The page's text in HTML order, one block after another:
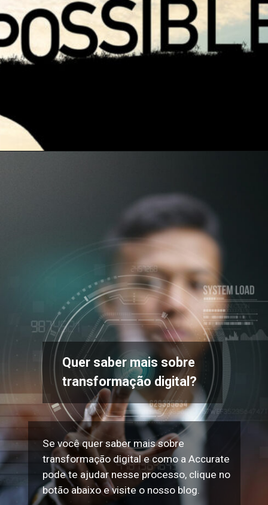
Quer saber mais sobre
transformação digital?
Se você quer saber mais sobre
transformação digital e como a Accurate
pode te ajudar nesse processo, clique no
botão abaixo e visite o nosso blog.